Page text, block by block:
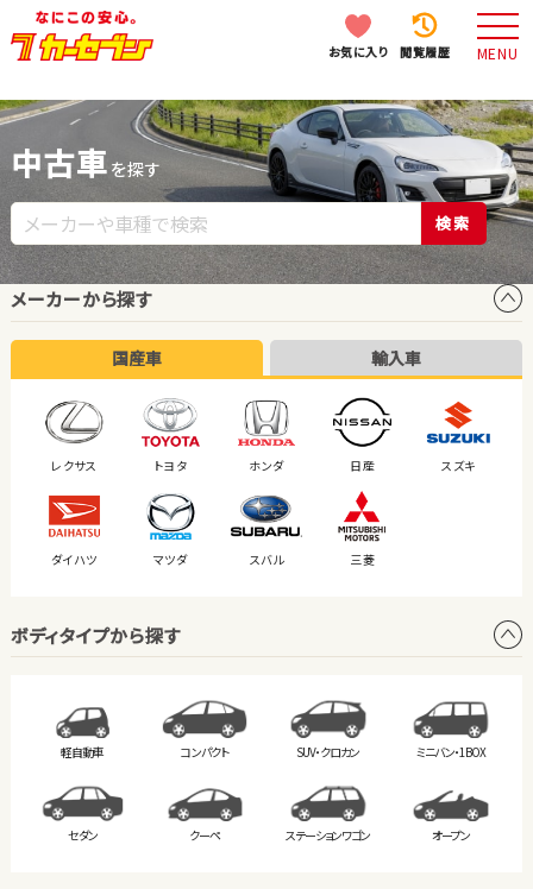
お気に入り 閲覧履歴 MENU
中古車 を探す
検索
メーカーから探す
国産車 輸入車
レクサス トヨタ ホンダ 日産 スズキ
ダイハツ マツダ スバル 三菱
ボディタイプから探す
軽自動車 コンパクト SUV・クロカン ミニバン・1BOX
セダン クーペ ステーションワゴン オープン